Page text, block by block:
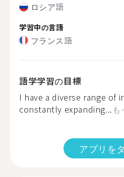
ロシア語
学習中の言語
フランス語
語学学習の目標
I have a diverse range of
constantly expanding... も
アプリを